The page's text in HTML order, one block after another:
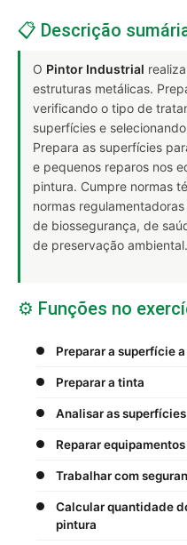
📋 Descrição
O Pintor Industrial
estruturas metálicas.
verificando o tipo de
superfícies e
Prepara as superfícies
e pequenos reparos nos
pintura. Cumpre normas
normas
de biossegurança, de
de preservação ambiental.
⚙️ Funções no
Preparar a superfície
Preparar a tinta
Analisar as
Reparar
Trabalhar com
Calcular quantidade
pintura